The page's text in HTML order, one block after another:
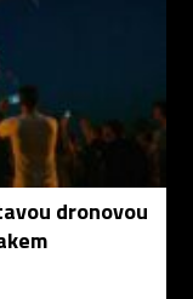
dronovou